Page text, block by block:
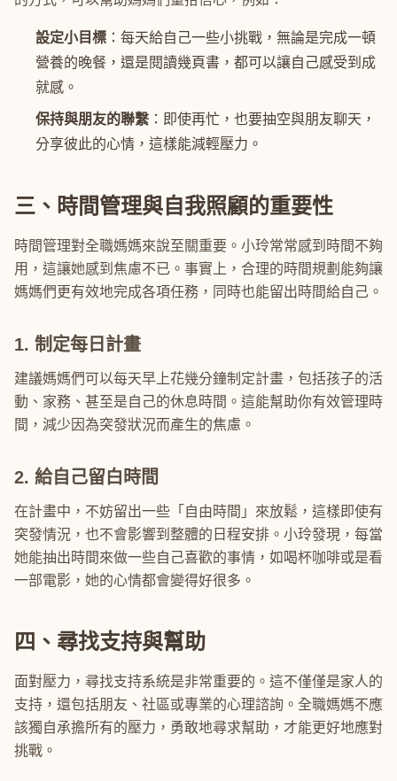
設定小目標 ：每天給自己一些小挑戰，無論是完成一頓
營養的晚餐，還是閱讀幾頁書，都可以讓自己感受到成
就感。
保持與朋友的聯繫 ：即使再忙，也要抽空與朋友聊天，
分享彼此的心情，這樣能減輕壓力。
三、時間管理與自我照顧的重要性
時間管理對全職媽媽來說至關重要。小玲常常感到時間不夠
用，這讓她感到焦慮不已。事實上，合理的時間規劃能夠讓
媽媽們更有效地完成各項任務，同時也能留出時間給自己。
1. 制定每日計畫
建議媽媽們可以每天早上花幾分鐘制定計畫，包括孩子的活
動、家務、甚至是自己的休息時間。這能幫助你有效管理時
間，減少因為突發狀況而產生的焦慮。
2. 給自己留白時間
在計畫中，不妨留出一些「自由時間」來放鬆，這樣即使有
突發情況，也不會影響到整體的日程安排。小玲發現，每當
她能抽出時間來做一些自己喜歡的事情，如喝杯咖啡或是看
一部電影，她的心情都會變得好很多。
四、尋找支持與幫助
面對壓力，尋找支持系統是非常重要的。這不僅僅是家人的
支持，還包括朋友、社區或專業的心理諮詢。全職媽媽不應
該獨自承擔所有的壓力，勇敢地尋求幫助，才能更好地應對
挑戰。